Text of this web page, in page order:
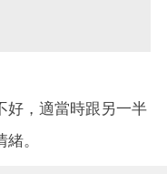
好，適當時跟另一半
。